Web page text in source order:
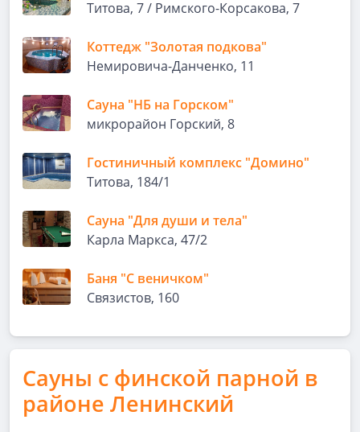
Титова, 7 / Римского-Корсакова, 7
Коттедж "Золотая подкова"
Немировича-Данченко, 11
Сауна "НБ на Горском"
микрорайон Горский, 8
Гостиничный комплекс "Домино"
Титова, 184/1
Сауна "Для души и тела"
Карла Маркса, 47/2
Баня "С веничком"
Связистов, 160
Сауны с финской парной в
районе Ленинский